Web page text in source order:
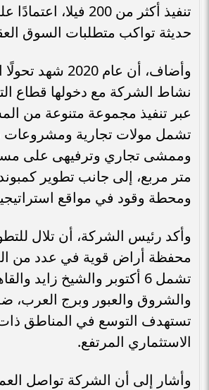
تنفيذ أكثر من 200
حديثة تواكب متطلبات السوق
وأضاف، أن عام
نشاط الشركة مع دخولها قطاع
عبر تنفيذ مجموعة متنوعة من
تشمل مولات تجارية ومشروعات
متر مربع، إلى جانب تطوير
ومحطة وقود في مواقع
وأكد رئيس الشركة، أن تلال
محفظة أراض قوية في عدد من
تشمل 6 أكتوبر والشيخ زايد
والشروق والعبور وبرج
تستهدف التوسع في المناطق
الاستثماري المرتفع.
وأشار إلى أن الشركة تواصل